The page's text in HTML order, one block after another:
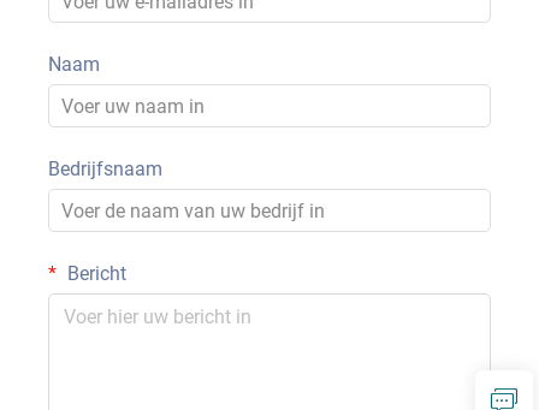
Naam
Bedrijfsnaam
Bericht